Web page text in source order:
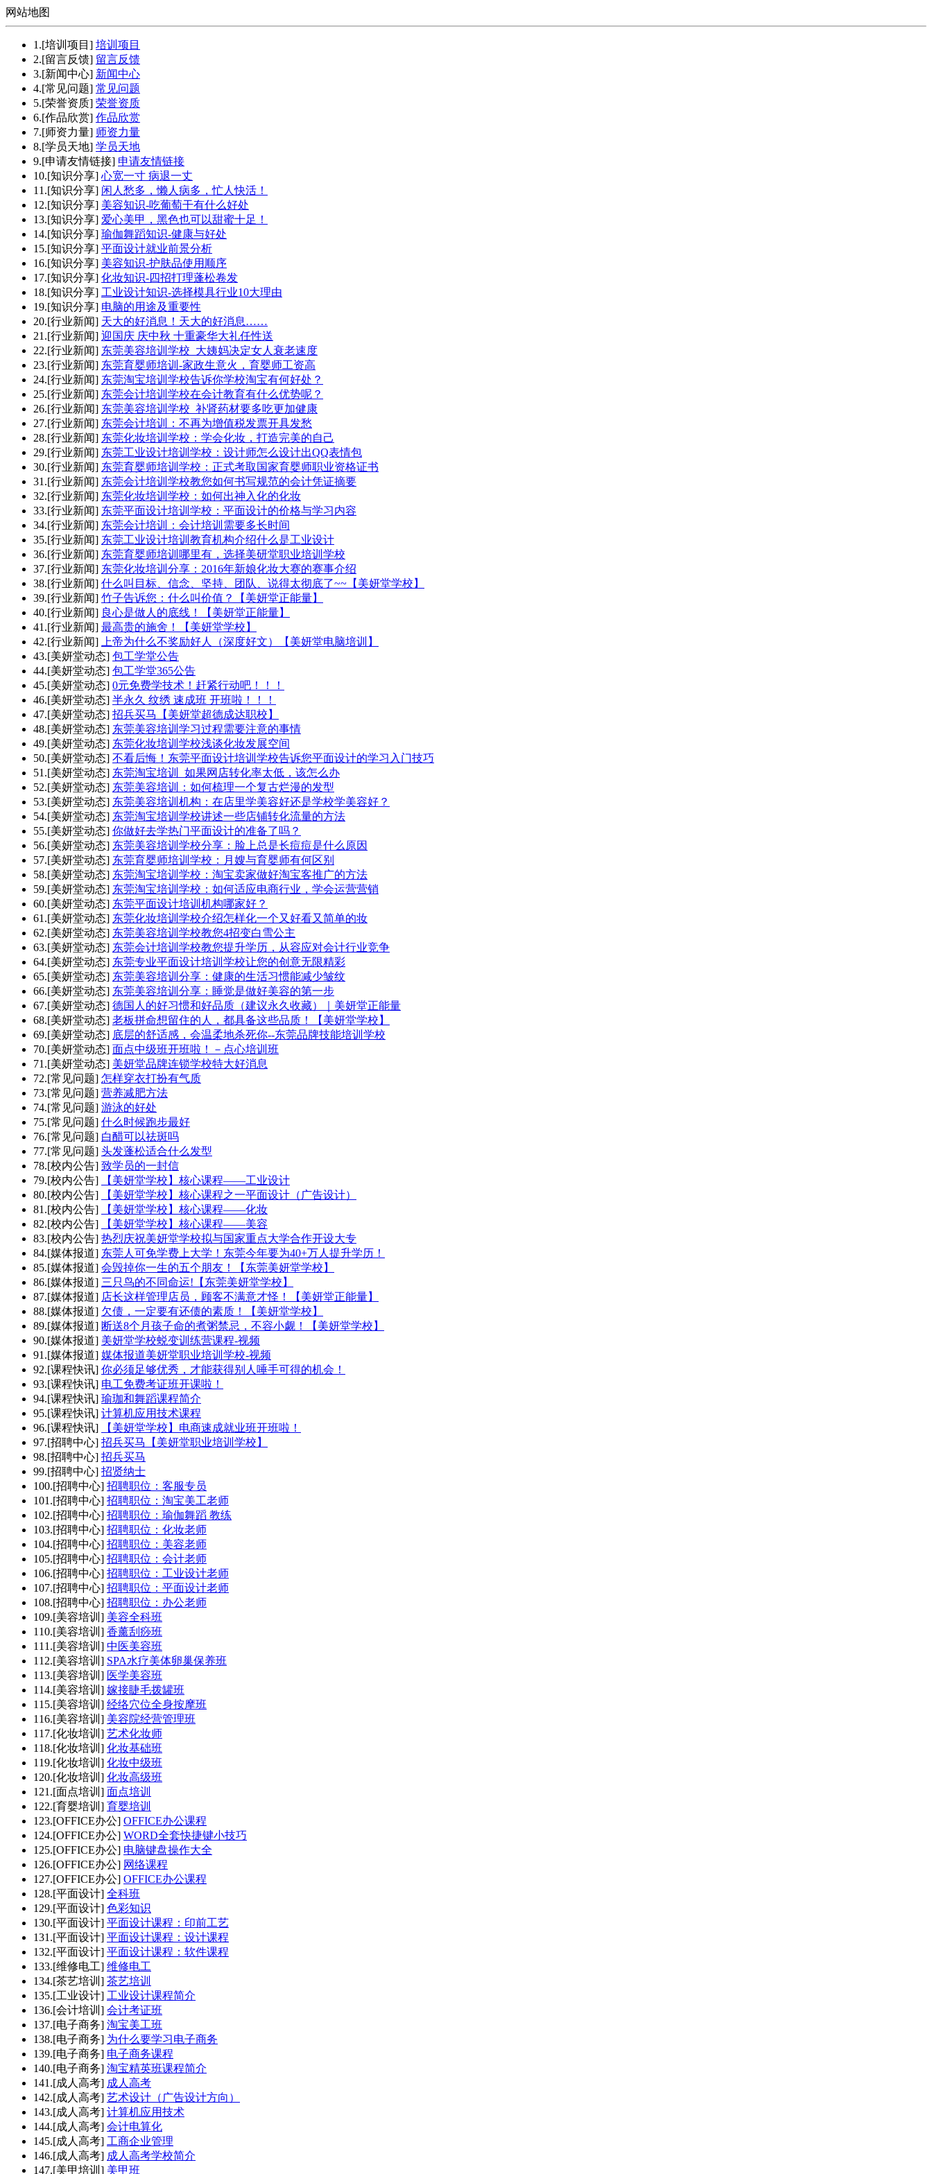
网站地图
1.[培训项目] 培训项目
2.[留言反馈] 留言反馈
3.[新闻中心] 新闻中心
4.[常见问题] 常见问题
5.[荣誉资质] 荣誉资质
6.[作品欣赏] 作品欣赏
7.[师资力量] 师资力量
8.[学员天地] 学员天地
9.[申请友情链接] 申请友情链接
10.[知识分享] 心宽一寸 病退一丈
11.[知识分享] 闲人愁多，懒人病多，忙人快活！
12.[知识分享] 美容知识-吃葡萄干有什么好处
13.[知识分享] 爱心美甲，黑色也可以甜蜜十足！
14.[知识分享] 瑜伽舞蹈知识-健康与好处
15.[知识分享] 平面设计就业前景分析
16.[知识分享] 美容知识-护肤品使用顺序
17.[知识分享] 化妆知识-四招打理蓬松卷发
18.[知识分享] 工业设计知识-选择模具行业10大理由
19.[知识分享] 电脑的用途及重要性
20.[行业新闻] 天大的好消息！天大的好消息……
21.[行业新闻] 迎国庆 庆中秋 十重豪华大礼任性送
22.[行业新闻] 东莞美容培训学校_大姨妈决定女人衰老速度
23.[行业新闻] 东莞育婴师培训-家政生意火，育婴师工资高
24.[行业新闻] 东莞淘宝培训学校告诉你学校淘宝有何好处？
25.[行业新闻] 东莞会计培训学校在会计教育有什么优势呢？
26.[行业新闻] 东莞美容培训学校_补肾药材要多吃更加健康
27.[行业新闻] 东莞会计培训：不再为增值税发票开具发愁
28.[行业新闻] 东莞化妆培训学校：学会化妆，打造完美的自己
29.[行业新闻] 东莞工业设计培训学校：设计师怎么设计出QQ表情包
30.[行业新闻] 东莞育婴师培训学校：正式考取国家育婴师职业资格证书
31.[行业新闻] 东莞会计培训学校教您如何书写规范的会计凭证摘要
32.[行业新闻] 东莞化妆培训学校：如何出神入化的化妆
33.[行业新闻] 东莞平面设计培训学校：平面设计的价格与学习内容
34.[行业新闻] 东莞会计培训：会计培训需要多长时间
35.[行业新闻] 东莞工业设计培训教育机构介绍什么是工业设计
36.[行业新闻] 东莞育婴师培训哪里有，选择美研堂职业培训学校
37.[行业新闻] 东莞化妆培训分享：2016年新娘化妆大赛的赛事介绍
38.[行业新闻] 什么叫目标、信念、坚持、团队、说得太彻底了~~【美妍堂学校】
39.[行业新闻] 竹子告诉您：什么叫价值？【美妍堂正能量】
40.[行业新闻] 良心是做人的底线！【美妍堂正能量】
41.[行业新闻] 最高贵的施舍！【美妍堂学校】
42.[行业新闻]
上帝为什么不奖励好人（深度好文）【美妍堂电脑培训】
43.[美妍堂动态] 包工学堂公告
44.[美妍堂动态] 包工学堂365公告
45.[美妍堂动态] 0元免费学技术！赶紧行动吧！！！
46.[美妍堂动态] 半永久 纹绣 速成班 开班啦！！！
47.[美妍堂动态] 招兵买马【美妍堂超德成达职校】
48.[美妍堂动态] 东莞美容培训学习过程需要注意的事情
49.[美妍堂动态] 东莞化妆培训学校浅谈化妆发展空间
50.[美妍堂动态] 不看后悔！东莞平面设计培训学校告诉您平面设计的学习入门技巧
51.[美妍堂动态] 东莞淘宝培训_如果网店转化率太低，该怎么办
52.[美妍堂动态] 东莞美容培训：如何梳理一个复古烂漫的发型
53.[美妍堂动态] 东莞美容培训机构：在店里学美容好还是学校学美容好？
54.[美妍堂动态] 东莞淘宝培训学校讲述一些店铺转化流量的方法
55.[美妍堂动态] 你做好去学热门平面设计的准备了吗？
56.[美妍堂动态] 东莞美容培训学校分享：脸上总是长痘痘是什么原因
57.[美妍堂动态] 东莞育婴师培训学校：月嫂与育婴师有何区别
58.[美妍堂动态] 东莞淘宝培训学校：淘宝卖家做好淘宝客推广的方法
59.[美妍堂动态] 东莞淘宝培训学校：如何适应电商行业，学会运营营销
60.[美妍堂动态] 东莞平面设计培训机构哪家好？
61.[美妍堂动态] 东莞化妆培训学校介绍怎样化一个又好看又简单的妆
62.[美妍堂动态] 东莞美容培训学校教您4招变白雪公主
63.[美妍堂动态] 东莞会计培训学校教您提升学历，从容应对会计行业竞争
64.[美妍堂动态] 东莞专业平面设计培训学校让您的创意无限精彩
65.[美妍堂动态] 东莞美容培训分享：健康的生活习惯能减少皱纹
66.[美妍堂动态] 东莞美容培训分享：睡觉是做好美容的第一步
67.[美妍堂动态] 德国人的好习惯和好品质（建议永久收藏）｜美妍堂正能量
68.[美妍堂动态] 老板拼命想留住的人，都具备这些品质！【美妍堂学校】
69.[美妍堂动态] 底层的舒适感，会温柔地杀死你--东莞品牌技能培训学校
70.[美妍堂动态] 面点中级班开班啦！－点心培训班
71.[美妍堂动态] 美妍堂品牌连锁学校特大好消息
72.[常见问题] 怎样穿衣打扮有气质
73.[常见问题] 营养减肥方法
74.[常见问题] 游泳的好处
75.[常见问题] 什么时候跑步最好
76.[常见问题] 白醋可以祛斑吗
77.[常见问题] 头发蓬松适合什么发型
78.[校内公告] 致学员的一封信
79.[校内公告]
【美妍堂学校】核心课程——工业设计
80.[校内公告]
【美妍堂学校】核心课程之一平面设计（广告设计）
81.[校内公告]
【美妍堂学校】核心课程——化妆
82.[校内公告]
【美妍堂学校】核心课程——美容
83.[校内公告] 热烈庆祝美妍堂学校拟与国家重点大学合作开设大专
84.[媒体报道] 东莞人可免学费上大学！东莞今年要为40+万人提升学历！
85.[媒体报道] 会毁掉你一生的五个朋友！【东莞美妍堂学校】
86.[媒体报道] 三只鸟的不同命运!【东莞美妍堂学校】
87.[媒体报道] 店长这样管理店员，顾客不满意才怪！【美妍堂正能量】
88.[媒体报道] 欠债，一定要有还债的素质！【美妍堂学校】
89.[媒体报道] 断送8个月孩子命的煮粥禁忌，不容小觑！【美妍堂学校】
90.[媒体报道] 美妍堂学校蜕变训练营课程-视频
91.[媒体报道] 媒体报道美妍堂职业培训学校-视频
92.[课程快讯] 你必须足够优秀，才能获得别人唾手可得的机会！
93.[课程快讯] 电工免费考证班开课啦！
94.[课程快讯] 瑜珈和舞蹈课程简介
95.[课程快讯] 计算机应用技术课程
96.[课程快讯]
【美妍堂学校】电商速成就业班开班啦！
97.[招聘中心] 招兵买马【美妍堂职业培训学校】
98.[招聘中心] 招兵买马
99.[招聘中心] 招贤纳士
100.[招聘中心] 招聘职位：客服专员
101.[招聘中心] 招聘职位：淘宝美工老师
102.[招聘中心] 招聘职位：瑜伽舞蹈 教练
103.[招聘中心] 招聘职位：化妆老师
104.[招聘中心] 招聘职位：美容老师
105.[招聘中心] 招聘职位：会计老师
106.[招聘中心] 招聘职位：工业设计老师
107.[招聘中心] 招聘职位：平面设计老师
108.[招聘中心] 招聘职位：办公老师
109.[美容培训] 美容全科班
110.[美容培训] 香薰刮痧班
111.[美容培训] 中医美容班
112.[美容培训] SPA水疗美体卵巢保养班
113.[美容培训] 医学美容班
114.[美容培训] 嫁接睫毛拨罐班
115.[美容培训] 经络穴位全身按摩班
116.[美容培训] 美容院经营管理班
117.[化妆培训] 艺术化妆师
118.[化妆培训] 化妆基础班
119.[化妆培训] 化妆中级班
120.[化妆培训] 化妆高级班
121.[面点培训] 面点培训
122.[育婴培训] 育婴培训
123.[OFFICE办公] OFFICE办公课程
124.[OFFICE办公] WORD全套快捷键小技巧
125.[OFFICE办公] 电脑键盘操作大全
126.[OFFICE办公] 网络课程
127.[OFFICE办公] OFFICE办公课程
128.[平面设计] 全科班
129.[平面设计] 色彩知识
130.[平面设计] 平面设计课程：印前工艺
131.[平面设计] 平面设计课程：设计课程
132.[平面设计] 平面设计课程：软件课程
133.[维修电工] 维修电工
134.[茶艺培训] 茶艺培训
135.[工业设计] 工业设计课程简介
136.[会计培训] 会计考证班
137.[电子商务] 淘宝美工班
138.[电子商务] 为什么要学习电子商务
139.[电子商务] 电子商务课程
140.[电子商务] 淘宝精英班课程简介
141.[成人高考] 成人高考
142.[成人高考] 艺术设计（广告设计方向）
143.[成人高考] 计算机应用技术
144.[成人高考] 会计电算化
145.[成人高考] 工商企业管理
146.[成人高考] 成人高考学校简介
147.[美甲培训] 美甲班